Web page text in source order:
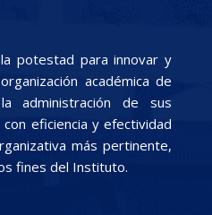
potestad para innovar y
académica de
administración de sus
eficiencia y efectividad
más pertinente,
fines del Instituto.